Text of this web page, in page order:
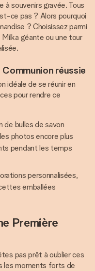
à souvenirs gravée. Tous
ce pas ? Alors pourquoi
? Choisissez parmi
Milka géante ou une tour
réussie
idéale de se réunir en
pour rendre ce
de bulles de savon
photos encore plus
pendant les temps
personnalisées,
emballées
Première
pas prêt à oublier ces
les moments forts de